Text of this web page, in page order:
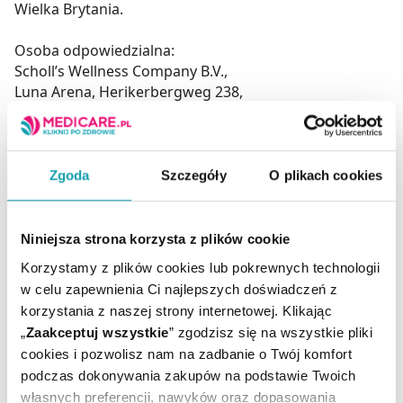
Zgoda Szczegóły O plikach cookies
Niniejsza strona korzysta z plików cookie
Korzystamy z plików cookies lub pokrewnych technologii
w celu zapewnienia Ci najlepszych doświadczeń z
korzystania z naszej strony internetowej. Klikając
„Zaakceptuj wszystkie” zgodzisz się na wszystkie pliki
cookies i pozwolisz nam na zadbanie o Twój komfort
podczas dokonywania zakupów na podstawie Twoich
własnych preferencji, nawyków oraz dopasowania
Wielka Brytania.
Osoba odpowiedzialna:
Scholl’s Wellness Company B.V.,
Luna Arena, Herikerbergweg 238,
1101 CM Amsterdam,
Holandia.
E-mail: cr_poland@scholl.com
ul. Okunin 1,
05-100 Nowy Dwór Mazowiecki,
Polska.
E-mail: consumerhealth_pl@reckitt.com
Ilość / masa / pojemność
netto:
1 szt.